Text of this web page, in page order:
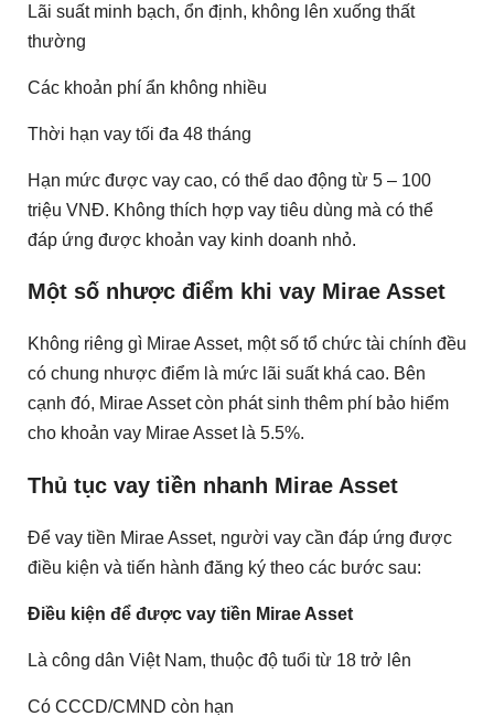
Lãi suất minh bạch, ổn định, không lên xuống thất
thường
Các khoản phí ẩn không nhiều
Thời hạn vay tối đa 48 tháng
Hạn mức được vay cao, có thể dao động từ 5 – 100
triệu VNĐ. Không thích hợp vay tiêu dùng mà có thể
đáp ứng được khoản vay kinh doanh nhỏ.
Một số nhược điểm khi vay Mirae Asset
Không riêng gì Mirae Asset, một số tổ chức tài chính đều
có chung nhược điểm là mức lãi suất khá cao. Bên
cạnh đó, Mirae Asset còn phát sinh thêm phí bảo hiểm
cho khoản vay Mirae Asset là 5.5%.
Thủ tục vay tiền nhanh Mirae Asset
Để vay tiền Mirae Asset, người vay cần đáp ứng được
điều kiện và tiến hành đăng ký theo các bước sau:
Điều kiện để được vay tiền Mirae Asset
Là công dân Việt Nam, thuộc độ tuổi từ 18 trở lên
Có CCCD/CMND còn hạn